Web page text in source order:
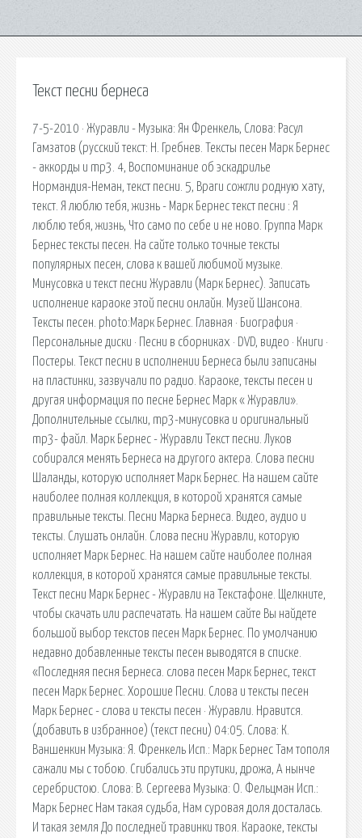
Текст песни бернеса
7-5-2010 · Журавли - Музыка: Ян Френкель, Слова: Расул
Гамзатов (русский текст: Н. Гребнев. Тексты песен Марк Бернес
- аккорды и mp3. 4, Воспоминание об эскадрилье
Нормандия-Неман, текст песни. 5, Враги сожгли родную хату,
текст. Я люблю тебя, жизнь - Марк Бернес текст песни : Я
люблю тебя, жизнь, Что само по себе и не ново. Группа Марк
Бернес тексты песен. На сайте только точные тексты
популярных песен, слова к вашей любимой музыке.
Минусовка и текст песни Журавли (Марк Бернес). Записать
исполнение караоке этой песни онлайн. Музей Шансона.
Тексты песен. photo:Марк Бернес. Главная · Биография ·
Персональные диски · Песни в сборниках · DVD, видео · Книги ·
Постеры. Текст песни в исполнении Бернеса были записаны
на пластинки, зазвучали по радио. Караоке, тексты песен и
другая информация по песне Бернес Марк « Журавли».
Дополнительные ссылки, mp3-минусовка и оригинальный
mp3- файл. Марк Бернес - Журавли Текст песни. Луков
собирался менять Бернеса на другого актера. Слова песни
Шаланды, которую исполняет Марк Бернес. На нашем сайте
наиболее полная коллекция, в которой хранятся самые
правильные тексты. Песни Марка Бернеса. Видео, аудио и
тексты. Слушать онлайн. Слова песни Журавли, которую
исполняет Марк Бернес. На нашем сайте наиболее полная
коллекция, в которой хранятся самые правильные тексты.
Текст песни Марк Бернес - Журавли на Текстафоне. Щелкните,
чтобы скачать или распечатать. На нашем сайте Вы найдете
большой выбор текстов песен Марк Бернес. По умолчанию
недавно добавленные тексты песен выводятся в списке.
«Последняя песня Бернеса. слова песен Марк Бернес, текст
песен Марк Бернес. Хорошие Песни. Слова и тексты песен
Марк Бернес - слова и тексты песен · Журавли. Нравится.
(добавить в избранное) (текст песни) 04:05. Слова: К.
Ваншенкин Музыка: Я. Френкель Исп.: Марк Бернес Там тополя
сажали мы с тобою. Сгибались эти прутики, дрожа, А нынче
серебристою. Слова: В. Сергеева Музыка: О. Фельцман Исп.:
Марк Бернес Нам такая судьба, Нам суровая доля досталась.
И такая земля До последней травинки твоя. Караоке, тексты